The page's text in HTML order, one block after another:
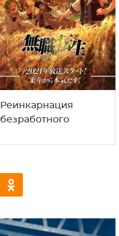
Реинкарнация
безработного